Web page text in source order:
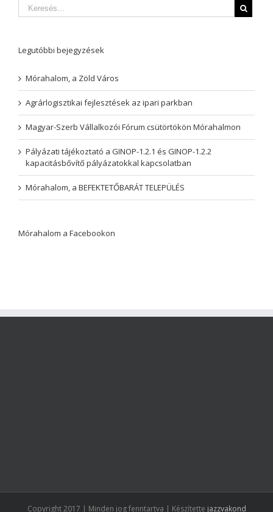
Legutóbbi bejegyzések
Mórahalom, a Zöld Város
Agrárlogisztikai fejlesztések az ipari parkban
Magyar-Szerb Vállalkozói Fórum csütörtökön Mórahalmon
Pályázati tájékoztató a GINOP-1.2.1 és GINOP-1.2.2
kapacitásbővítő pályázatokkal kapcsolatban
Mórahalom, a BEFEKTETŐBARÁT TELEPÜLÉS
Mórahalom a Facebookon
Copyright 2017 | Minden jog fenntartva | Készítette jazzvakond